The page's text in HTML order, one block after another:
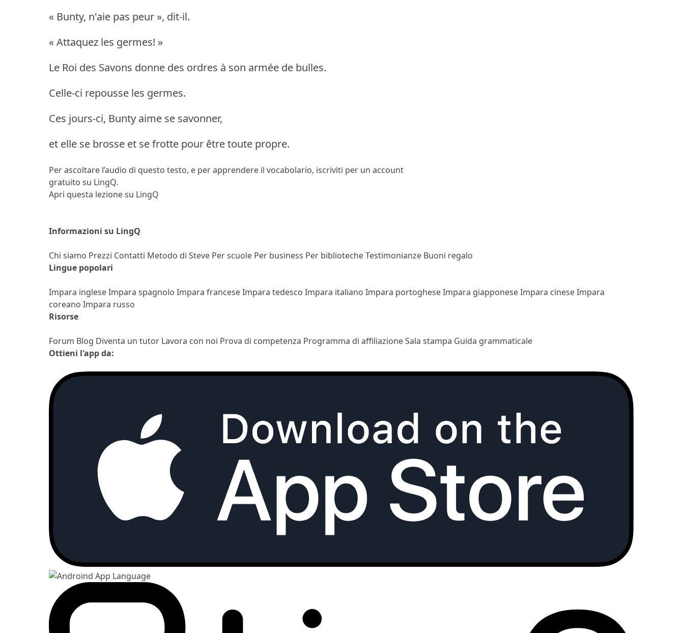
« Bunty, n'aie pas peur », dit-il.
« Attaquez les germes! »
Le Roi des Savons donne des ordres à son armée de bulles.
Celle-ci repousse les germes.
Ces jours-ci, Bunty aime se savonner,
et elle se brosse et se frotte pour être toute propre.
Per ascoltare l’audio di questo testo, e per apprendere il vocabolario, iscriviti per un account
gratuito su LingQ.
Apri questa lezione su LingQ
Informazioni su LingQ
Chi siamo Prezzi Contatti Metodo di Steve Per scuole Per business Per bibliotecheTestimonianze Buoni regalo
Lingue popolari
Impara ingleseImpara spagnolo Impara franceseImpara tedesco Impara italiano Impara portogheseImpara giapponeseImpara cineseImpara
coreano Impara russo
Risorse
Forum Blog Diventa un tutor Lavora con noi Prova di competenza Programma di affiliazioneSala stampa Guida grammaticale
Ottieni l'app da: